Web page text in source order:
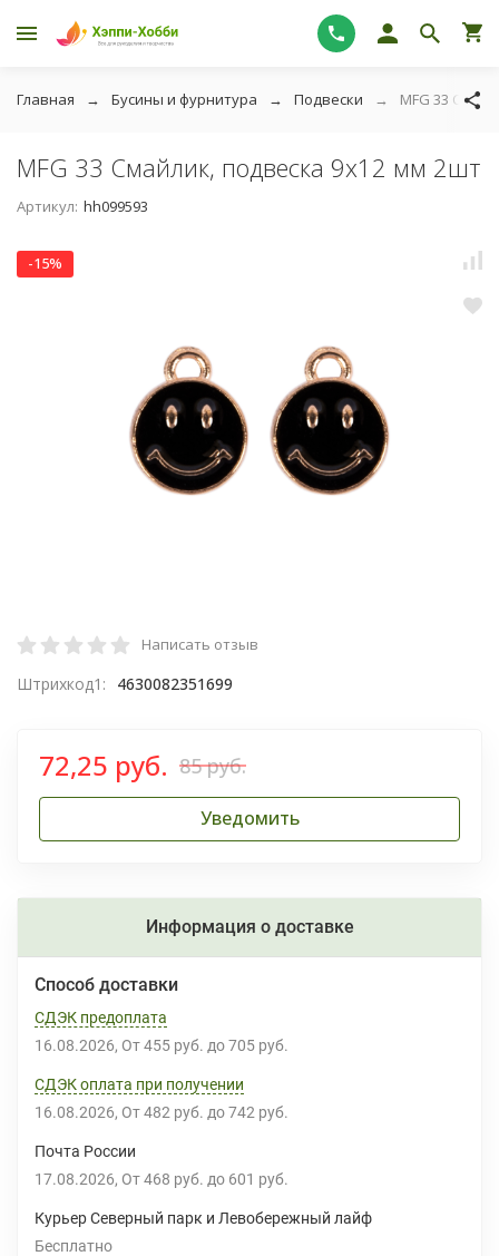
Главная Бусины и фурнитура Подвески MFG 33
MFG 33 Смайлик, подвеска 9х12 мм 2шт
Артикул: hh099593
-15%
Написать отзыв
Штрихкод1: 4630082351699
72,25 руб. 85 руб.
Уведомить
Информация о доставке
Способ доставки
СДЭК предоплата
16.08.2026 От 455 руб. до 705 руб.
СДЭК оплата при получении
16.08.2026 От 482 руб. до 742 руб.
Почта России
17.08.2026 От 468 руб. до 601 руб.
Курьер Северный парк и Левобережный лайф
Бесплатно